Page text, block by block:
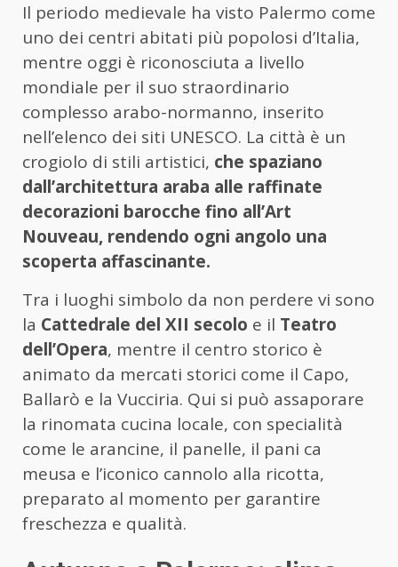
Il periodo medievale ha visto Palermo come
uno dei centri abitati più popolosi d’Italia,
mentre oggi è riconosciuta a livello
mondiale per il suo straordinario
complesso arabo-normanno, inserito
nell’elenco dei siti UNESCO. La città è un
crogiolo di stili artistici, che spaziano
dall’architettura araba alle raffinate
decorazioni barocche fino all’Art
Nouveau, rendendo ogni angolo una
scoperta affascinante.
Tra i luoghi simbolo da non perdere vi sono
la Cattedrale del XII secolo e il Teatro
dell’Opera, mentre il centro storico è
animato da mercati storici come il Capo,
Ballarò e la Vucciria. Qui si può assaporare
la rinomata cucina locale, con specialità
come le arancine, il panelle, il pani ca
meusa e l’iconico cannolo alla ricotta,
preparato al momento per garantire
freschezza e qualità.